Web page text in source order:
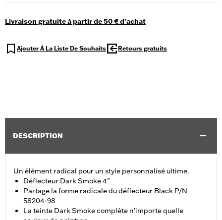
Livraison gratuite à partir de 50 € d'achat
Ajouter À La Liste De Souhaits Retours gratuits
DESCRIPTION
Un élément radical pour un style personnalisé ultime.
Déflecteur Dark Smoke 4"
Partage la forme radicale du déflecteur Black P/N
58204-98
La teinte Dark Smoke complète n’importe quelle